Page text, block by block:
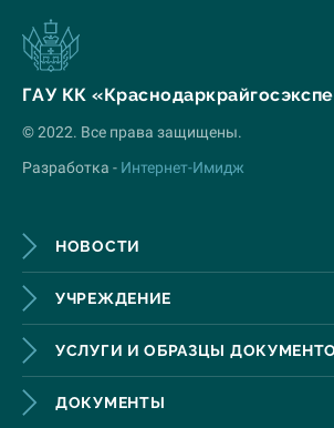
ГАУ КК
© 2022. Все права защищены.
Разработка - Интернет-Имидж
НОВОСТИ
УЧРЕЖДЕНИЕ
УСЛУГИ И ОБРАЗЦЫ
ДОКУМЕНТЫ